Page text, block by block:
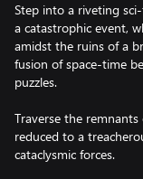
Step into a riveting
a catastrophic event,
amidst the ruins of a
fusion of space-time
puzzles.
Traverse the
reduced to a
cataclysmic forces.